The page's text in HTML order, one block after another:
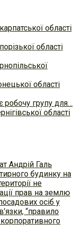
області
області
області
робочу групу для…
області
Андрій Галь
будинку на
не
прав на землю
осіб у
“правило